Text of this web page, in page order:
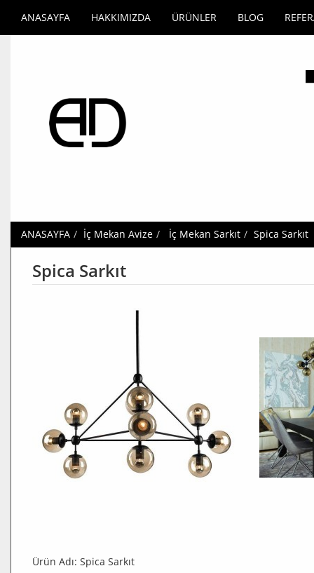
ANASAYFA HAKKIMIZDA ÜRÜNLER BLOG
ANASAYFA İç Mekan Avize İç Mekan Sarkıt Spica Sarkıt
Spica Sarkıt
Ürün Adı: Spica Sarkıt